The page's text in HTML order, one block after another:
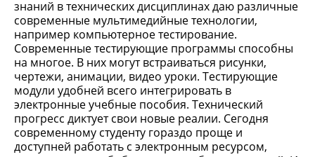
знаний в технических дисциплинах даю различные
современные мультимедийные технологии,
например компьютерное тестирование.
Современные тестирующие программы способны
на многое. В них могут встраиваться рисунки,
чертежи, анимации, видео уроки. Тестирующие
модули удобней всего интегрировать в
электронные учебные пособия. Технический
прогресс диктует свои новые реалии. Сегодня
современному студенту гораздо проще и
доступней работать с электронным ресурсом,